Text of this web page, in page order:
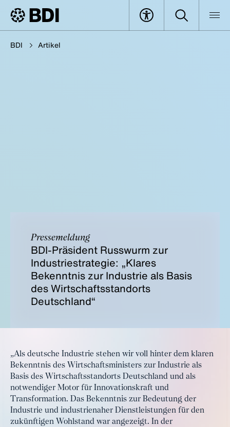
BDI Artikel
Pressemeldung
BDI-Präsident Russwurm zur
Industriestrategie: „Klares
Bekenntnis zur Industrie als Basis
des Wirtschaftsstandorts
Deutschland“
„Als deutsche Industrie stehen wir voll hinter dem klaren
Bekenntnis des Wirtschaftsministers zur Industrie als
Basis des Wirtschaftsstandorts Deutschland und als
notwendiger Motor für Innovationskraft und
Transformation. Das Bekenntnis zur Bedeutung der
Industrie und industrienaher Dienstleistungen für den
zukünftigen Wohlstand war angezeigt. In der